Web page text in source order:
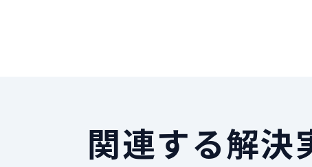
関連する解決